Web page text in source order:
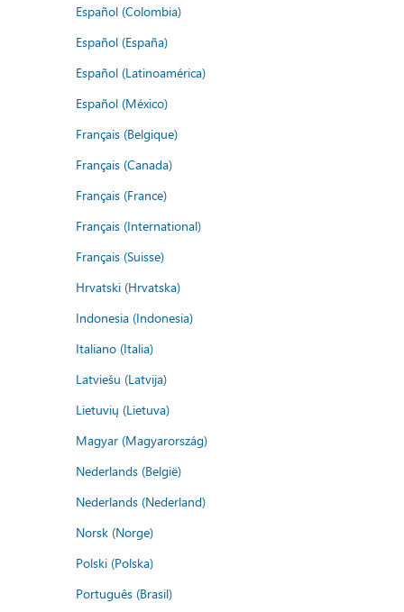
Español (Colombia)
Español (España)
Español (Latinoamérica)
Español (México)
Français (Belgique)
Français (Canada)
Français (France)
Français (International)
Français (Suisse)
Hrvatski (Hrvatska)
Indonesia (Indonesia)
Italiano (Italia)
Latviešu (Latvija)
Lietuvių (Lietuva)
Magyar (Magyarország)
Nederlands (België)
Nederlands (Nederland)
Norsk (Norge)
Polski (Polska)
Português (Brasil)